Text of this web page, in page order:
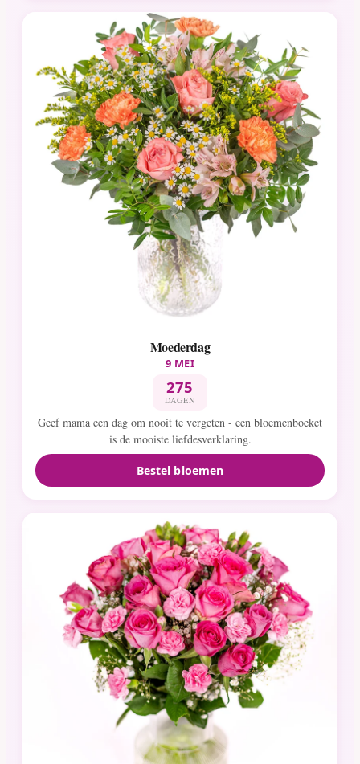
Moederdag
9 MEI
275
DAGEN
Geef mama een dag om nooit te vergeten - een bloemenboeket
is de mooiste liefdesverklaring.
Bestel bloemen